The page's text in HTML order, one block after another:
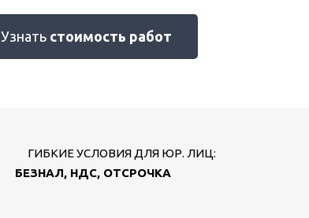
Узнать стоимость работ
ГИБКИЕ УСЛОВИЯ ДЛЯ ЮР. ЛИЦ:
БЕЗНАЛ, НДС, ОТСРОЧКА